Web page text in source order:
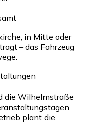
in Mitte oder
– das Fahrzeug
die Wilhelmstraße
plant die